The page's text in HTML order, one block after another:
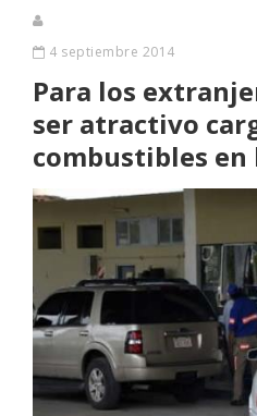
4 septiembre 2014
Para los
ser atractivo
combustibles